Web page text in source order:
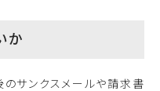
か
のサンクスメールや請求書